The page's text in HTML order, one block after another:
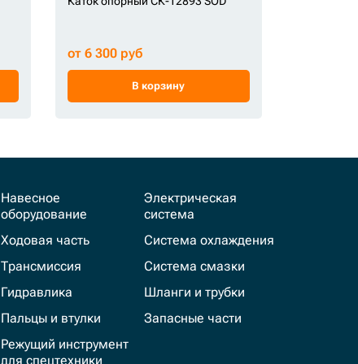
от 6 300 руб
В корзину
Навесное
оборудование
Ходовая часть
Трансмиссия
Гидравлика
Пальцы и втулки
Режущий инструмент
для спецтехники
Электрическая
система
Система охлаждения
Система смазки
Шланги и трубки
Запасные части